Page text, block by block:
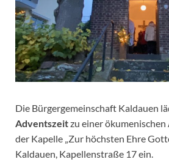
Die Bürgergemeinschaft Kaldauen
Adventszeitzu einer
der Kapelle „Zur höchsten Ehre
Kaldauen, Kapellenstraße 17 ein.